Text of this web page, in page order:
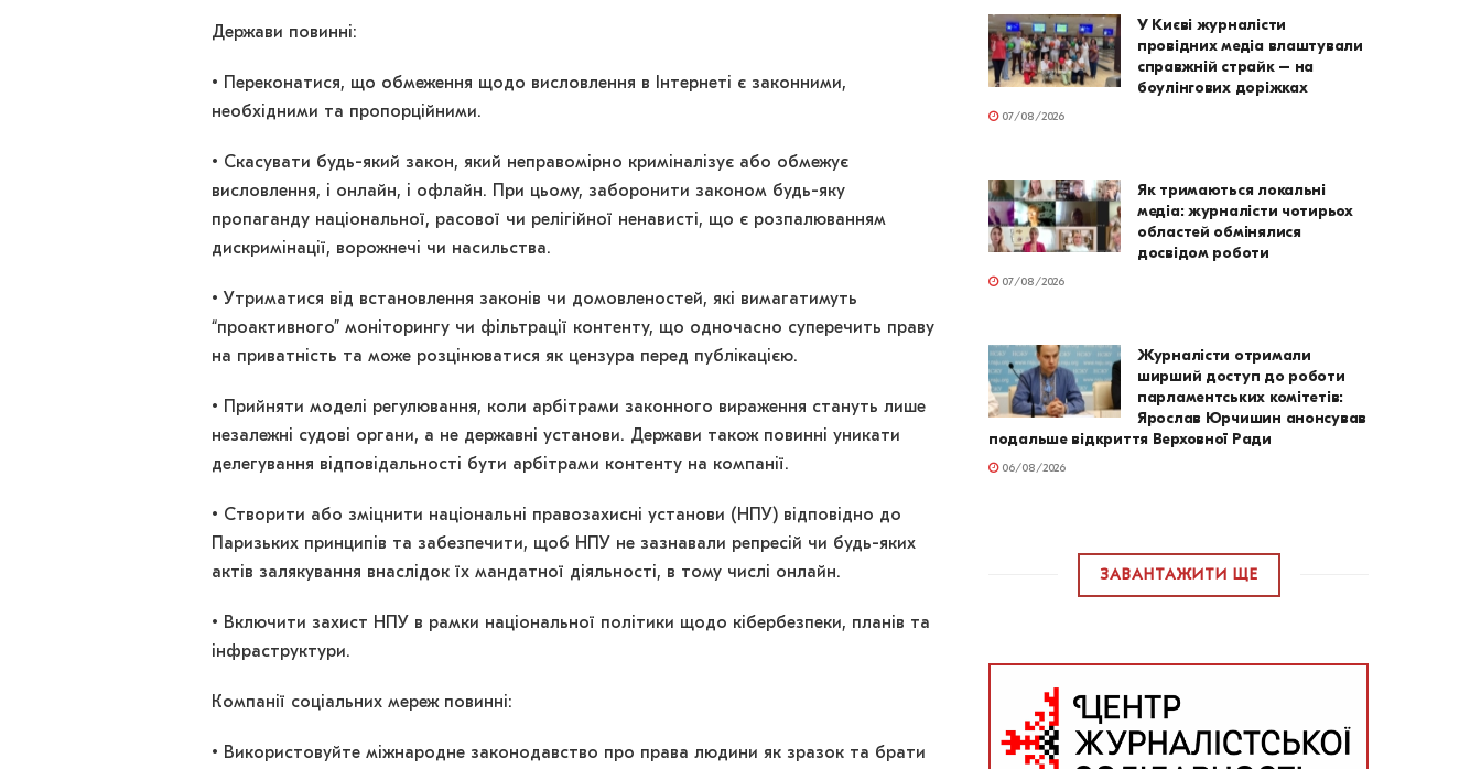
Держави повинні:
• Переконатися, що обмеження щодо висловлення в Інтернеті є законними,
необхідними та пропорційними.
• Скасувати будь-який закон, який неправомірно криміналізує або обмежує
висловлення, і онлайн, і офлайн. При цьому, заборонити законом будь-яку
пропаганду національної, расової чи релігійної ненависті, що є розпалюванням
дискримінації, ворожнечі чи насильства.
• Утриматися від встановлення законів чи домовленостей, які вимагатимуть
“проактивного” моніторингу чи фільтрації контенту, що одночасно суперечить праву
на приватність та може розцінюватися як цензура перед публікацією.
• Прийняти моделі регулювання, коли арбітрами законного вираження стануть лише
незалежні судові органи, а не державні установи. Держави також повинні уникати
делегування відповідальності бути арбітрами контенту на компанії.
• Створити або зміцнити національні правозахисні установи (НПУ) відповідно до
Паризьких принципів та забезпечити, щоб НПУ не зазнавали репресій чи будь-яких
актів залякування внаслідок їх мандатної діяльності, в тому числі онлайн.
• Включити захист НПУ в рамки національної політики щодо кібербезпеки, планів та
інфраструктури.
Компанії соціальних мереж повинні:
• Використовуйте міжнародне законодавство про права людини як зразок та брати
У Києві журналісти
провідних медіа влаштували
справжній страйк – на
боулінгових доріжках
07/08/2026
Як тримаються локальні
медіа: журналісти чотирьох
областей обмінялися
досвідом роботи
07/08/2026
Журналісти отримали
ширший доступ до роботи
парламентських комітетів:
Ярослав Юрчишин анонсував
подальше відкриття Верховної Ради
06/08/2026
ЗАВАНТАЖИТИ ЩЕ